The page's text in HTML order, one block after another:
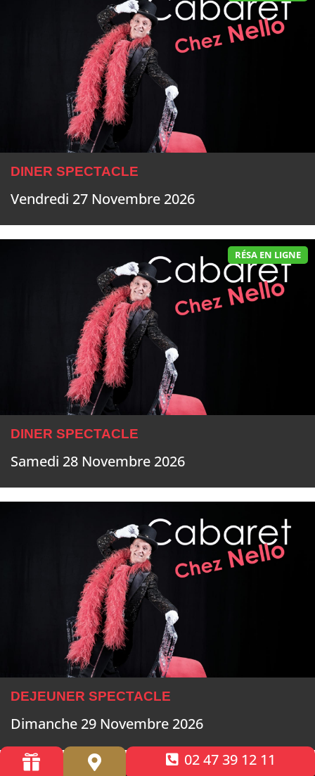
DINER SPECTACLE
Vendredi 27 Novembre 2026
RÉSA EN LIGNE
DINER SPECTACLE
Samedi 28 Novembre 2026
DEJEUNER SPECTACLE
Dimanche 29 Novembre 2026
  02 47 39 12 11